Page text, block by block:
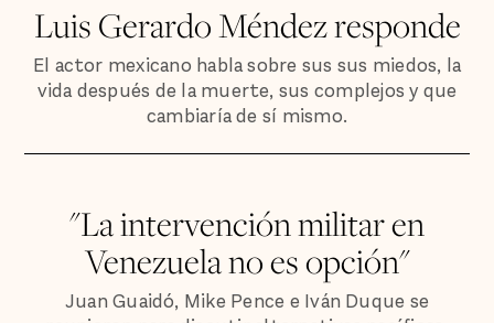
Luis Gerardo Méndez responde
El actor mexicano habla sobre sus sus miedos, la
vida después de la muerte, sus complejos y que
cambiaría de sí mismo.
"La intervención militar en
Venezuela no es opción"
Juan Guaidó, Mike Pence e Iván Duque se